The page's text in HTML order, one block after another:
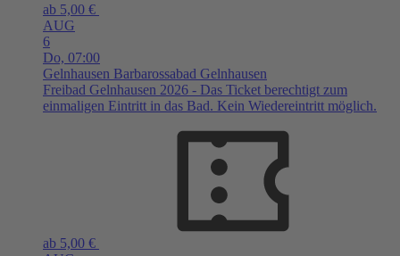
ab 5,00 €
AUG
6
Do, 07:00
Gelnhausen Barbarossabad Gelnhausen
Freibad Gelnhausen 2026 - Das Ticket berechtigt zum
einmaligen Eintritt in das Bad. Kein Wiedereintritt möglich.
ab 5,00 €